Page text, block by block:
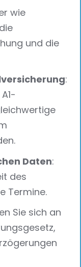
wie
und die
:
Daten:
des
Termine.
Sie sich an